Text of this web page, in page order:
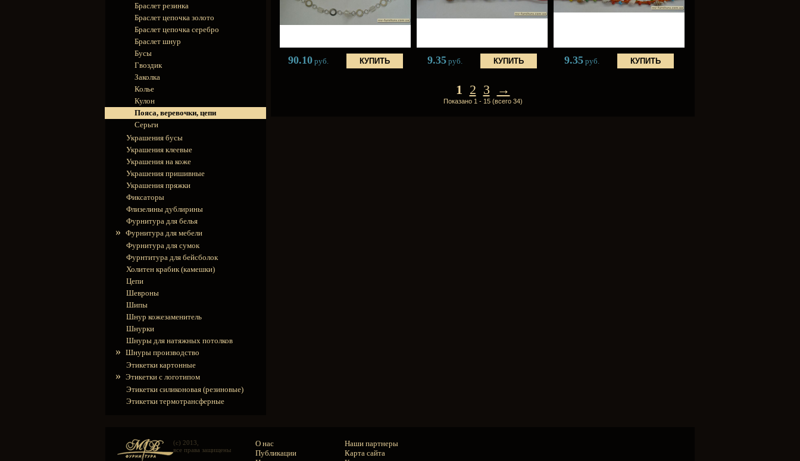
90.10 руб. 9.35 руб. 9.35 руб.
1 2 3 →
Показано 1 - 15 (всего 34)
Браслет резинка
Браслет цепочка золото
Браслет цепочка серебро
Браслет шнур
Бусы
Гвоздик
Заколка
Колье
Кулон
Пояса, веревочки, цепи
Серьги
Украшения бусы
Украшения клеевые
Украшения на коже
Украшения пришивные
Украшения пряжки
Фиксаторы
Флизелины дублирины
Фурнитура для белья
» Фурнитура для мебели
Фурнитура для сумок
Фурнтитура для бейсболок
Холитен крабик (камешки)
Цепи
Шевроны
Шипы
Шнур кожезаменитель
Шнурки
Шнуры для натяжных потолков
» Шнуры производство
Этикетки картонные
» Этикетки с логотипом
Этикетки силиконовая (резиновые)
Этикетки термотрансферные
(c) 2013,
все права защищены
О нас
Наши партнеры
Публикации
Карта сайта